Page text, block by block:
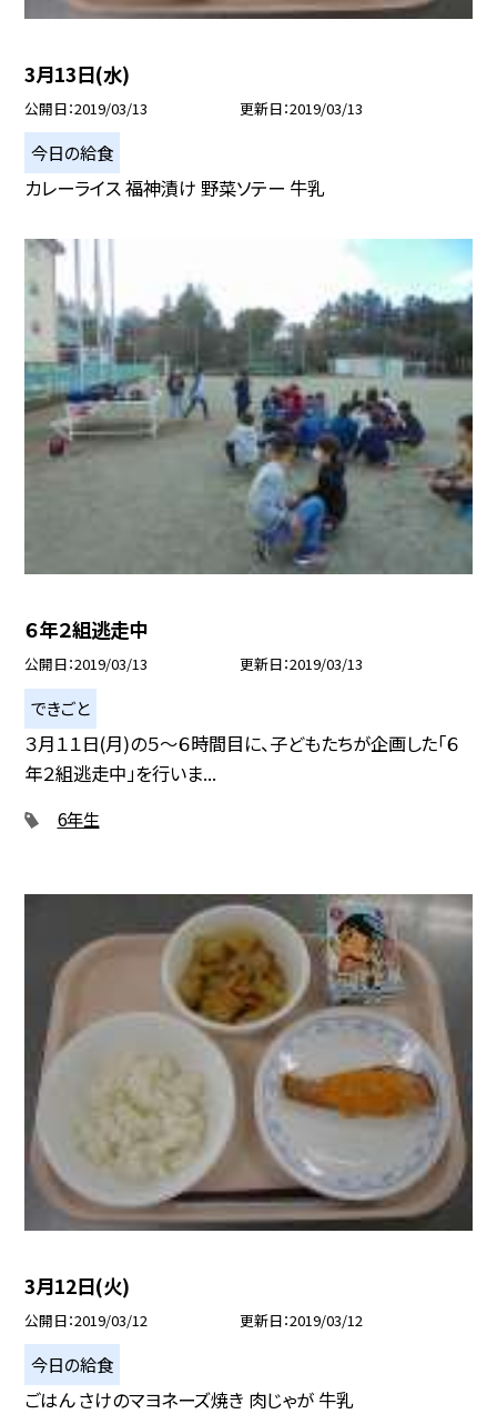
3月13日(水)
公開日 2019/03/13 更新日 2019/03/13
今日の給食
カレーライス 福神漬け 野菜ソテー 牛乳
６年２組逃走中
公開日 2019/03/13 更新日 2019/03/13
できごと
３月１１日(月)の５〜６時間目に、子どもたちが企画した「６
年２組逃走中」を行いま...
6年生
3月12日(火)
公開日 2019/03/12 更新日 2019/03/12
今日の給食
ごはん さけのマヨネーズ焼き 肉じゃが 牛乳